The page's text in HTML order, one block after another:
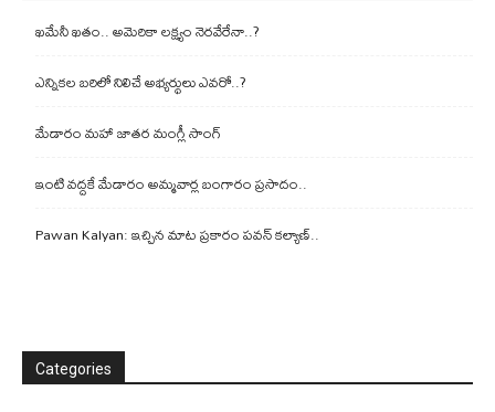
ఖమేనీ ఖతం.. అమెరికా లక్ష్యం నెరవేరేనా..?
ఎన్నికల బరిలో నిలిచే అభ్యర్థులు ఎవరో..?
మేడారం మహా జాతర మంగ్లీ సాంగ్
ఇంటి వద్దకే మేడారం అమ్మవార్ల బంగారం ప్రసాదం..
Pawan Kalyan: ఇచ్చిన మాట ప్రకారం పవన్ కల్యాణ్..
Categories